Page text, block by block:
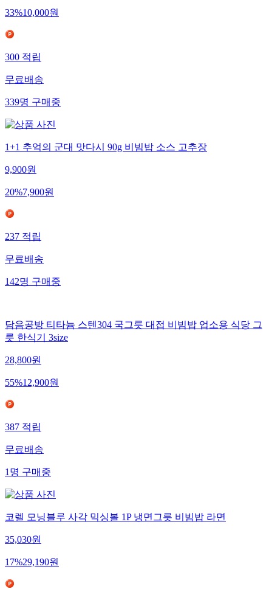
33%10,000원
300적립
무료배송
339명구매중
1+1 추억의 군대 맛다시 90g 비빔밥 소스 고추장
9,900원
20%7,900원
237적립
무료배송
142명구매중
담음공방 티타늄 스텐304 국그릇 대접 비빔밥 업소용 식당 그
릇 한식기 3size
28,800원
55%12,900원
387적립
무료배송
1명구매중
코렐 모닝블루 사각 믹싱볼 1P 냉면그릇 비빔밥 라면
35,030원
17%29,190원